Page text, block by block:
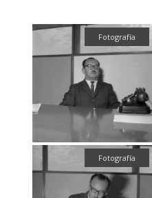
Fotografía
Fotografía